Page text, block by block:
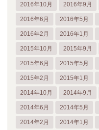
2016年10月 2016年9月
2016年6月 2016年5月
2016年2月 2016年1月
2015年10月 2015年9月
2015年6月 2015年5月
2015年2月 2015年1月
2014年10月 2014年9月
2014年6月 2014年5月
2014年2月 2014年1月